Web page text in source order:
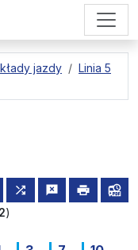
jazdy
Linia 5
)
przystanku na mapie
najbliższe odjazdy z tego
wszystkie linie
zgłośdrukuj